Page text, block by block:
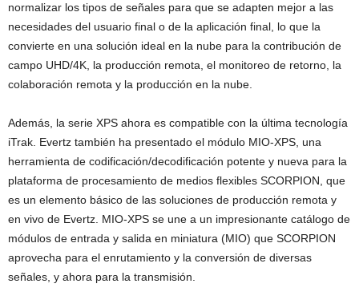
normalizar los tipos de señales para que se adapten mejor a las
necesidades del usuario final o de la aplicación final, lo que la
convierte en una solución ideal en la nube para la contribución de
campo UHD/4K, la producción remota, el monitoreo de retorno, la
colaboración remota y la producción en la nube.
Además, la serie XPS ahora es compatible con la última tecnología
iTrak. Evertz también ha presentado el módulo MIO-XPS, una
herramienta de codificación/decodificación potente y nueva para la
plataforma de procesamiento de medios flexibles SCORPION, que
es un elemento básico de las soluciones de producción remota y
en vivo de Evertz. MIO-XPS se une a un impresionante catálogo de
módulos de entrada y salida en miniatura (MIO) que SCORPION
aprovecha para el enrutamiento y la conversión de diversas
señales, y ahora para la transmisión.